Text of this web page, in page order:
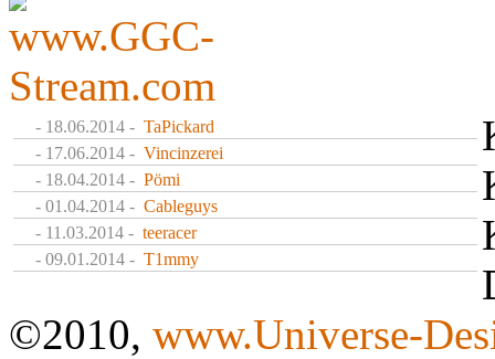
- 18.06.2014 - TaPickard
- 17.06.2014 - Vincinzerei
- 18.04.2014 - Pömi
- 01.04.2014 - Cableguys
- 11.03.2014 - teeracer
- 09.01.2014 - T1mmy
©2010, www.Universe-